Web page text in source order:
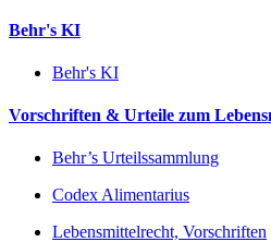
Behr's KI
Behr's KI
Vorschriften & Urteile zum
Behr’s Urteilssammlung
Codex Alimentarius
Lebensmittelrecht, Vorschriften